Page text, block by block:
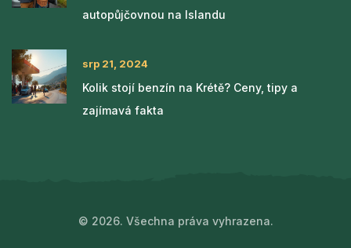
autopůjčovnou na Islandu
srp 21, 2024
Kolik stojí benzín na Krétě? Ceny, tipy a
zajímavá fakta
© 2026. Všechna práva vyhrazena.